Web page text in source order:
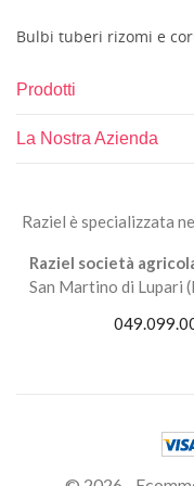
Bulbi tuberi rizomi e
Prodotti
La Nostra Azienda
Raziel è specializzata
Raziel società
San Martino di Lupari